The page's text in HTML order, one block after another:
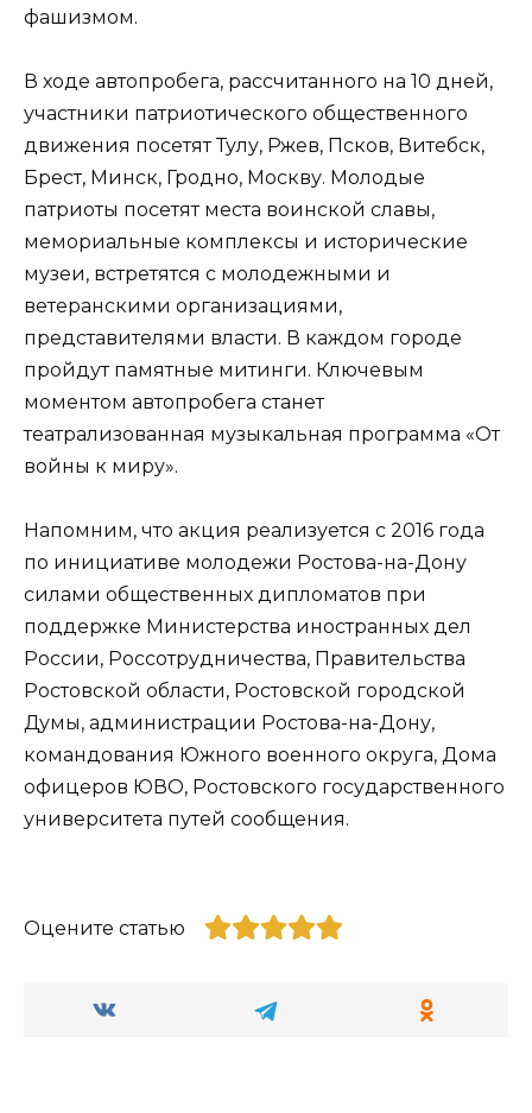
фашизмом.
В ходе автопробега, рассчитанного на 10 дней,
участники патриотического общественного
движения посетят Тулу, Ржев, Псков, Витебск,
Брест, Минск, Гродно, Москву. Молодые
патриоты посетят места воинской славы,
мемориальные комплексы и исторические
музеи, встретятся с молодежными и
ветеранскими организациями,
представителями власти. В каждом городе
пройдут памятные митинги. Ключевым
моментом автопробега станет
театрализованная музыкальная программа «От
войны к миру».
Напомним, что акция реализуется с 2016 года
по инициативе молодежи Ростова-на-Дону
силами общественных дипломатов при
поддержке Министерства иностранных дел
России, Россотрудничества, Правительства
Ростовской области, Ростовской городской
Думы, администрации Ростова-на-Дону,
командования Южного военного округа, Дома
офицеров ЮВО, Ростовского государственного
университета путей сообщения.
Оцените статью